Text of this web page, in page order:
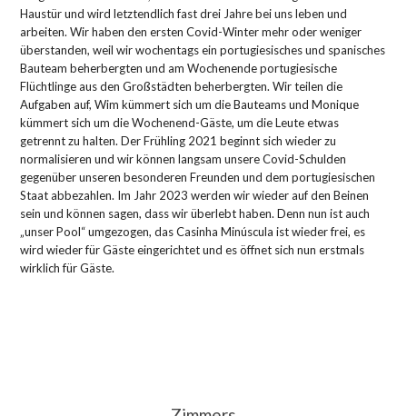
Haustür und wird letztendlich fast drei Jahre bei uns leben und
arbeiten. Wir haben den ersten Covid-Winter mehr oder weniger
überstanden, weil wir wochentags ein portugiesisches und spanisches
Bauteam beherbergten und am Wochenende portugiesische
Flüchtlinge aus den Großstädten beherbergten. Wir teilen die
Aufgaben auf, Wim kümmert sich um die Bauteams und Monique
kümmert sich um die Wochenend-Gäste, um die Leute etwas
getrennt zu halten. Der Frühling 2021 beginnt sich wieder zu
normalisieren und wir können langsam unsere Covid-Schulden
gegenüber unseren besonderen Freunden und dem portugiesischen
Staat abbezahlen. Im Jahr 2023 werden wir wieder auf den Beinen
sein und können sagen, dass wir überlebt haben. Denn nun ist auch
„unser Pool“ umgezogen, das Casinha Minúscula ist wieder frei, es
wird wieder für Gäste eingerichtet und es öffnet sich nun erstmals
wirklich für Gäste.